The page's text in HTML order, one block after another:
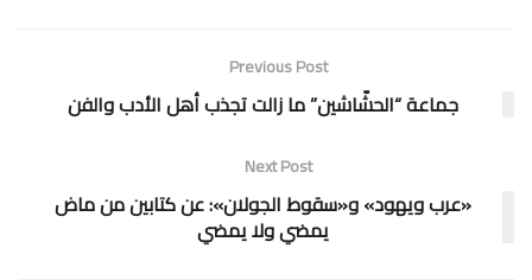
Previous Post
جماعة “الحشّاشين” ما زالت تجذب أهل الأدب والفن
Next Post
«عرب ويهود» و«سقوط الجولان»: عن كتابين من ماض
يمضي ولا يمضي